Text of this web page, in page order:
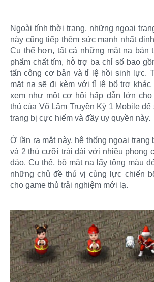
Ngoài tính thời trang, những ngoại
này cũng tiếp thêm sức mạnh nhất
Cụ thể hơn, tất cả những mặt nạ bán
phẩm chất tím, hỗ trợ ba chỉ số bao
tấn công cơ bản và tỉ lệ hồi sinh lực.
mặt nạ sẽ đi kèm với tỉ lệ bổ trợ
xem như một cơ hội hấp dẫn lớn cho
thủ của Võ Lâm Truyền Kỳ 1 Mobile
trang bị cực hiếm và đầy uy quyền này.
Ở lần ra mắt này, hệ thống ngoại trang
và 2 thú cưỡi trải dài với nhiều phong
đáo. Cụ thể, bộ mặt nạ lấy tông màu
những chủ đề thú vị cùng lực chiến
cho game thủ trải nghiệm mới lạ.​